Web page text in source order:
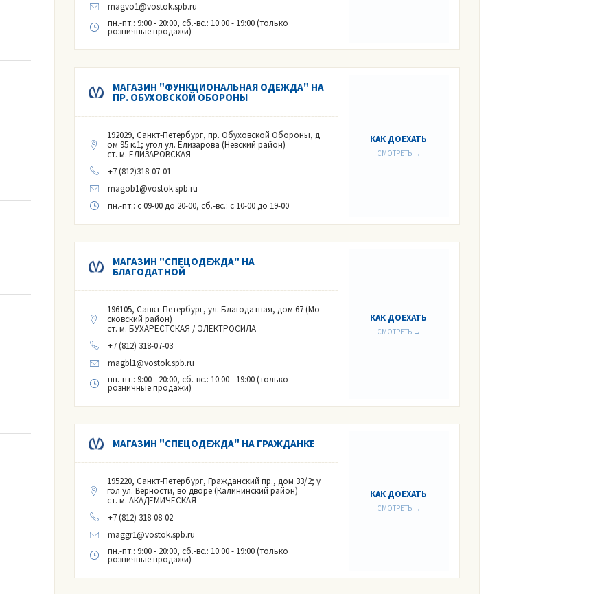
magvo1@vostok.spb.ru
пн.-пт.: 9:00 - 20:00, сб.-вс.: 10:00 - 19:00 (только
розничные продажи)
МАГАЗИН "ФУНКЦИОНАЛЬНАЯ ОДЕЖДА" НА
ПР. ОБУХОВСКОЙ ОБОРОНЫ
192029, Санкт-Петербург, пр. Обуховской Обороны, д
ом 95 к.1; угол ул. Елизарова (Невский район)
ст. м. ЕЛИЗАРОВСКАЯ
+7 (812)318-07-01
magob1@vostok.spb.ru
пн.-пт.: с 09-00 до 20-00, сб.-вс.: с 10-00 до 19-00
КАК ДОЕХАТЬ
СМОТРЕТЬ →
МАГАЗИН "СПЕЦОДЕЖДА" НА
БЛАГОДАТНОЙ
196105, Санкт-Петербург, ул. Благодатная, дом 67 (Мо
сковский район)
ст. м. БУХАРЕСТСКАЯ / ЭЛЕКТРОСИЛА
+7 (812) 318-07-03
magbl1@vostok.spb.ru
пн.-пт.: 9:00 - 20:00, сб.-вс.: 10:00 - 19:00 (только
розничные продажи)
КАК ДОЕХАТЬ
СМОТРЕТЬ →
МАГАЗИН "СПЕЦОДЕЖДА" НА ГРАЖДАНКЕ
195220, Санкт-Петербург, Гражданский пр., дом 33/2; у
гол ул. Верности, во дворе (Калининский район)
ст. м. АКАДЕМИЧЕСКАЯ
+7 (812) 318-08-02
maggr1@vostok.spb.ru
пн.-пт.: 9:00 - 20:00, сб.-вс.: 10:00 - 19:00 (только
розничные продажи)
КАК ДОЕХАТЬ
СМОТРЕТЬ →